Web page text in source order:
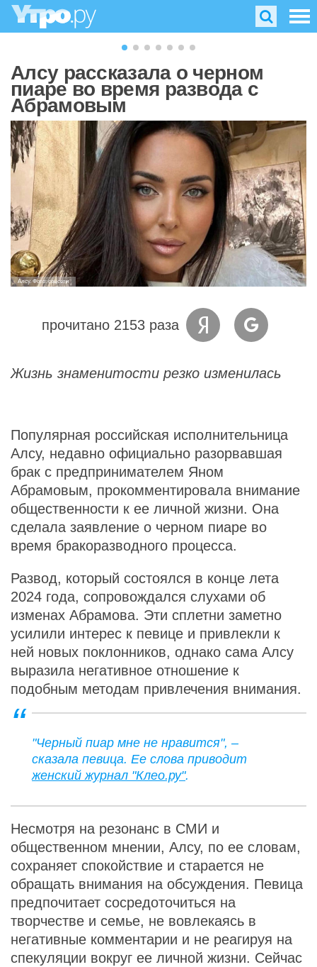
Алсу рассказала о черном
пиаре во время развода с
Абрамовым
Алсу. Фото: соцсети
прочитано 2153 раза
Жизнь знаменитости резко изменилась
Популярная российская исполнительница
Алсу, недавно официально разорвавшая
брак с предпринимателем Яном
Абрамовым, прокомментировала внимание
общественности к ее личной жизни. Она
сделала заявление о черном пиаре во
время бракоразводного процесса.
Развод, который состоялся в конце лета
2024 года, сопровождался слухами об
изменах Абрамова. Эти сплетни заметно
усилили интерес к певице и привлекли к
ней новых поклонников, однако сама Алсу
выразила негативное отношение к
подобным методам привлечения внимания.
"Черный пиар мне не нравится", –
сказала певица. Ее слова приводит
женский журнал "Клео.ру".
Несмотря на резонанс в СМИ и
общественном мнении, Алсу, по ее словам,
сохраняет спокойствие и старается не
обращать внимания на обсуждения. Певица
предпочитает сосредоточиться на
творчестве и семье, не вовлекаясь в
негативные комментарии и не реагируя на
спекуляции вокруг ее личной жизни. Сейчас